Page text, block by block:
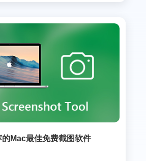
的Mac最佳免费截图软件